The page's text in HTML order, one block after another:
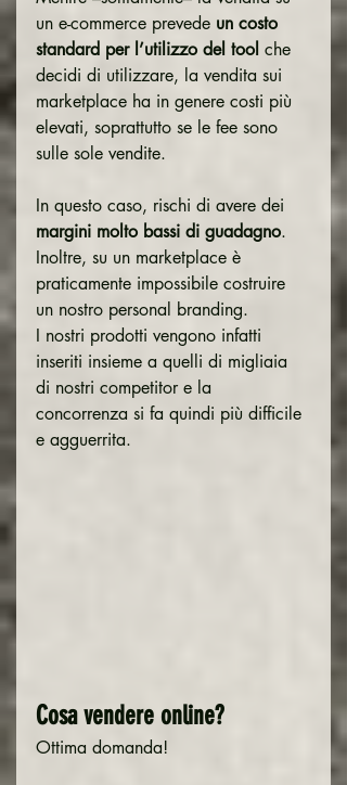
un e-commerce prevede un costo
standard per l’utilizzo del tool che
decidi di utilizzare, la vendita sui
marketplace ha in genere costi più
elevati, soprattutto se le fee sono
sulle sole vendite.
In questo caso, rischi di avere dei
margini molto bassi di guadagno.
Inoltre, su un marketplace è
praticamente impossibile costruire
un nostro personal branding.
I nostri prodotti vengono infatti
inseriti insieme a quelli di migliaia
di nostri competitor e la
concorrenza si fa quindi più difficile
e agguerrita.
Cosa vendere online?
Ottima domanda!